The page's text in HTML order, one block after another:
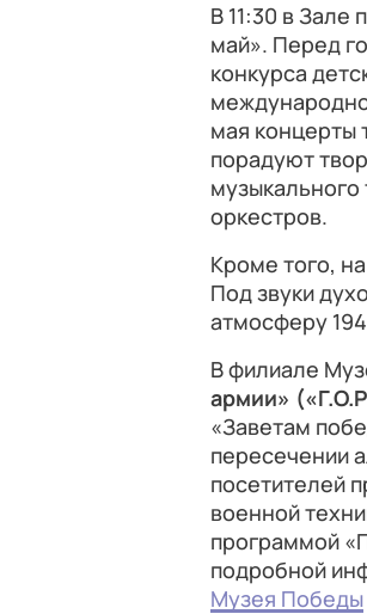
В 11:30 в
май». Перед
конкурса
мая концерты
порадуют
оркестров.
Кроме того,
Под звуки
атмосферу
В филиале
армии» («
«Заветам
пересечении
посетителей
военной
программой
подробной
Музея Победы